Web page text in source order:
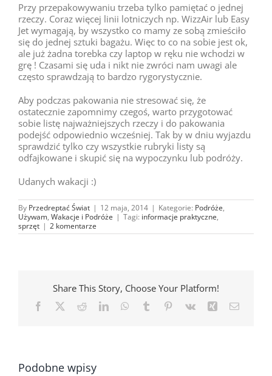
Przy przepakowywaniu trzeba tylko pamiętać o jednej
rzeczy. Coraz więcej linii lotniczych np. WizzAir lub Easy
Jet wymagają, by wszystko co mamy ze sobą zmieściło
się do jednej sztuki bagażu. Więc to co na sobie jest ok,
ale już żadna torebka czy laptop w ręku nie wchodzi w
grę ! Czasami się uda i nikt nie zwróci nam uwagi ale
często sprawdzają to bardzo rygorystycznie.
Aby podczas pakowania nie stresować się, że
ostatecznie zapomnimy czegoś, warto przygotować
sobie listę najważniejszych rzeczy i do pakowania
podejść odpowiednio wcześniej. Tak by w dniu wyjazdu
sprawdzić tylko czy wszystkie rubryki listy są
odfajkowane i skupić się na wypoczynku lub podróży.
Udanych wakacji :)
By Przedreptać Świat | 12 maja, 2014 | Kategorie: Podróże,
Używam, Wakacje i Podróże | Tagi: informacje praktyczne,
sprzęt | 2 komentarze
Share This Story, Choose Your Platform!
Facebook RedditLinkedInWhatsApp
Tumblr Pinterest
Vk Xing Email
Podobne wpisy